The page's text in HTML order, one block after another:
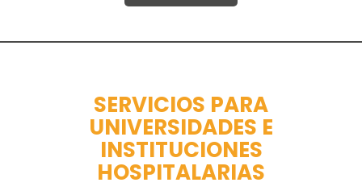
SERVICIOS PARA
UNIVERSIDADES E
INSTITUCIONES
HOSPITALARIAS